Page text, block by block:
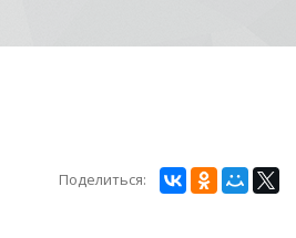
Поделиться: